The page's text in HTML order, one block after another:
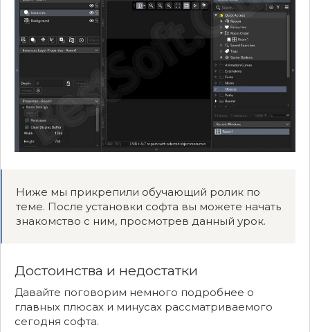
Ниже мы прикрепили обучающий ролик по
теме. После установки софта вы можете начать
знакомство с ним, просмотрев данный урок.
Достоинства и недостатки
Давайте поговорим немного подробнее о
главных плюсах и минусах рассматриваемого
сегодня софта.